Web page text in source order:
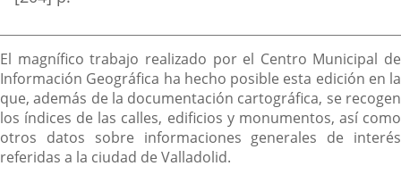
Descripción
El magnífico trabajo realizado por el Centro Municipal de
Información Geográfica ha hecho posible esta edición en la
que, además de la documentación cartográfica, se recogen
los índices de las calles, edificios y monumentos, así como
otros datos sobre informaciones generales de interés
referidas a la ciudad de Valladolid.